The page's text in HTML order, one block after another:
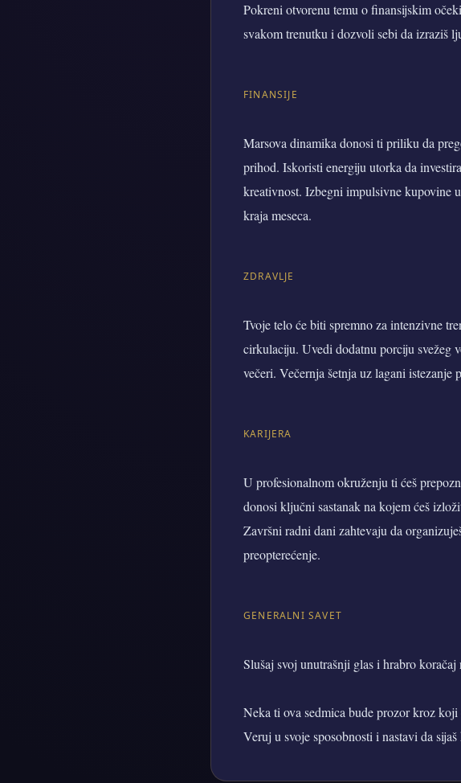
Pokreni otvorenu temu o finansijskim
svakom trenutku i dozvoli sebi da izraziš
FINANSIJE
Marsova dinamika donosi ti priliku da
prihod. Iskoristi energiju utorka da
kreativnost. Izbegni impulsivne kupovine
kraja meseca.
ZDRAVLJE
Tvoje telo će biti spremno za intenzivne
cirkulaciju. Uvedi dodatnu porciju svežeg
večeri. Večernja šetnja uz lagani
KARIJERA
U profesionalnom okruženju ti ćeš
donosi ključni sastanak na kojem ćeš
Završni radni dani zahtevaju da
preopterećenje.
GENERALNI SAVET
Slušaj svoj unutrašnji glas i hrabro
Neka ti ova sedmica bude prozor kroz
Veruj u svoje sposobnosti i nastavi da